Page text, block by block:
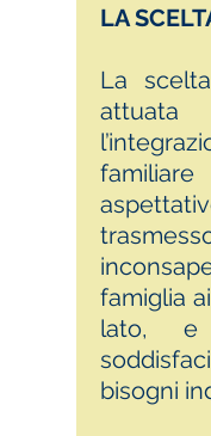
LA
La
famiglia
lato,
bisogni